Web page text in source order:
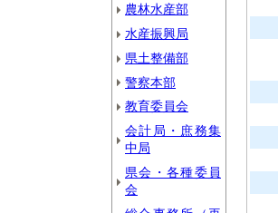
農林水産部
水産振興局
県土整備部
警察本部
教育委員会
会計局・庶務集
中局
県会・各種委員
会